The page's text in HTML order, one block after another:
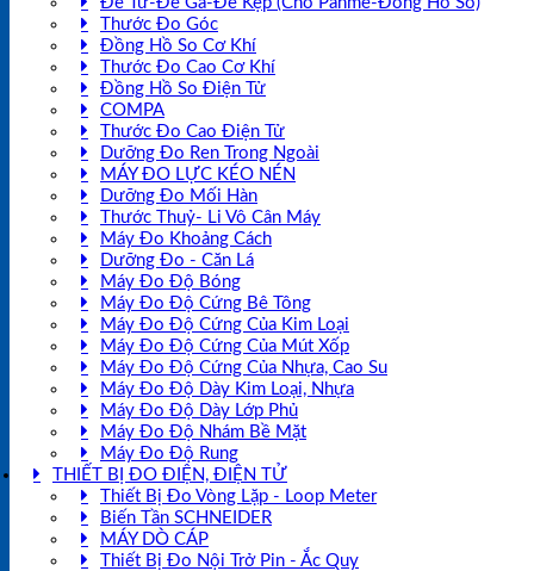
Thước Đo Góc
Đồng Hồ So Cơ Khí
Thước Đo Cao Cơ Khí
Đồng Hồ So Điện Tử
COMPA
Thước Đo Cao Điện Tử
Dưỡng Đo Ren Trong Ngoài
MÁY ĐO LỰC KÉO NÉN
Dưỡng Đo Mối Hàn
Thước Thuỷ- Li Vô Cân Máy
Máy Đo Khoảng Cách
Dưỡng Đo - Căn Lá
Máy Đo Độ Bóng
Máy Đo Độ Cứng Bê Tông
Máy Đo Độ Cứng Của Kim Loại
Máy Đo Độ Cứng Của Mút Xốp
Máy Đo Độ Cứng Của Nhựa, Cao Su
Máy Đo Độ Dày Kim Loại, Nhựa
Máy Đo Độ Dày Lớp Phủ
Máy Đo Độ Nhám Bề Mặt
Máy Đo Độ Rung
THIẾT BỊ ĐO ĐIỆN, ĐIỆN TỬ
Thiết Bị Đo Vòng Lặp - Loop Meter
Biến Tần SCHNEIDER
MÁY DÒ CÁP
Thiết Bị Đo Nội Trở Pin - Ắc Quy